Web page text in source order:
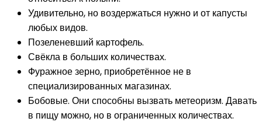
Удивительно, но воздержаться нужно и от капусты
любых видов.
Позеленевший картофель.
Свёкла в больших количествах.
Фуражное зерно, приобретённое не в
специализированных магазинах.
Бобовые. Они способны вызвать метеоризм. Давать
в пищу можно, но в ограниченных количествах.